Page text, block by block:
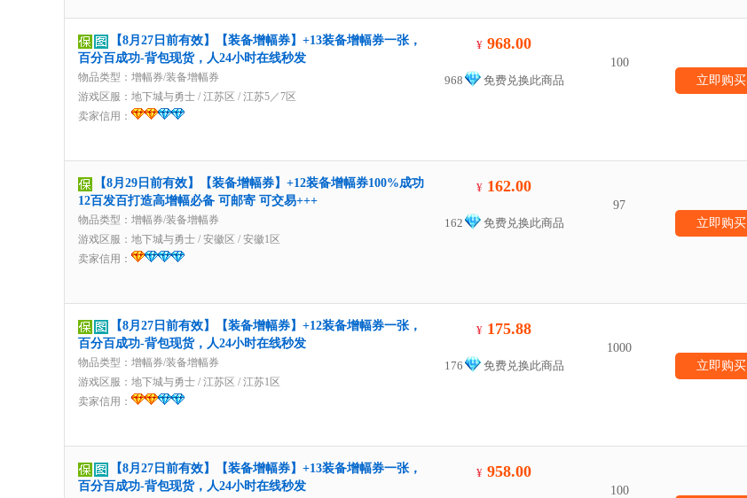
【8月27日前有效】【装备增幅券】+13装备增幅券一张，
百分百成功-背包现货，人24小时在线秒发
物品类型：增幅券/装备增幅券
游戏区服： 地下城与勇士 / 江苏区 / 江苏5／7区
卖家信用：
¥ 968.00
968 免费兑换此商品
100
立即购买
【8月29日前有效】【装备增幅券】+12装备增幅券100%成功
12百发百打造高增幅必备 可邮寄 可交易+++
物品类型：增幅券/装备增幅券
游戏区服： 地下城与勇士 / 安徽区 / 安徽1区
卖家信用：
¥ 162.00
162 免费兑换此商品
97
立即购买
【8月27日前有效】【装备增幅券】+12装备增幅券一张，
百分百成功-背包现货，人24小时在线秒发
物品类型：增幅券/装备增幅券
游戏区服： 地下城与勇士 / 江苏区 / 江苏1区
卖家信用：
¥ 175.88
176 免费兑换此商品
1000
立即购买
【8月27日前有效】【装备增幅券】+13装备增幅券一张，
百分百成功-背包现货，人24小时在线秒发
¥ 958.00
100